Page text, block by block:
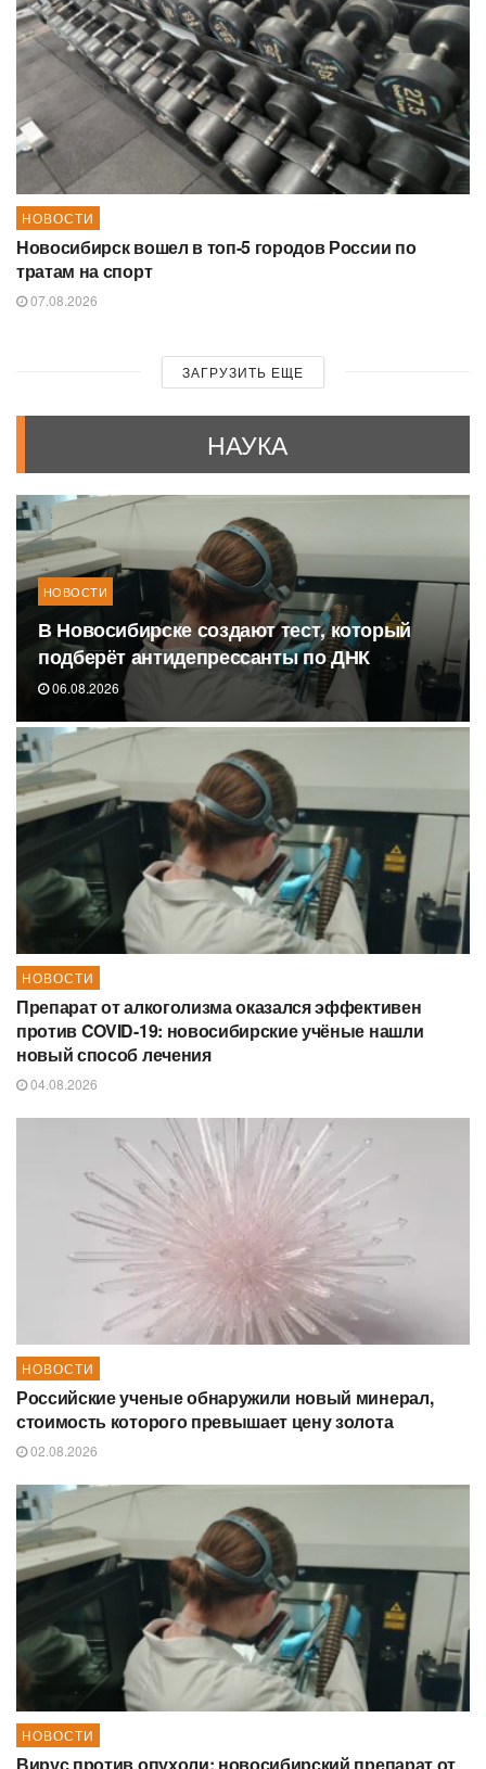
НОВОСТИ
Новосибирск вошел в топ-5 городов России по
тратам на спорт
07.08.2026
ЗАГРУЗИТЬ ЕЩЕ
НАУКА
НОВОСТИ
В Новосибирске создают тест, который
подберёт антидепрессанты по ДНК
06.08.2026
НОВОСТИ
Препарат от алкоголизма оказался эффективен
против COVID-19: новосибирские учёные нашли
новый способ лечения
04.08.2026
НОВОСТИ
Российские ученые обнаружили новый минерал,
стоимость которого превышает цену золота
02.08.2026
НОВОСТИ
Вирус против опухоли: новосибирский препарат от